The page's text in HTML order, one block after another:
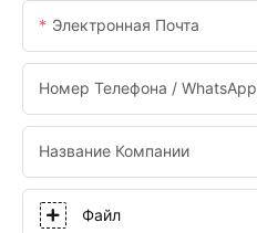
Электронная Почта
Номер Телефона / WhatsApp
Название Компании
Файл